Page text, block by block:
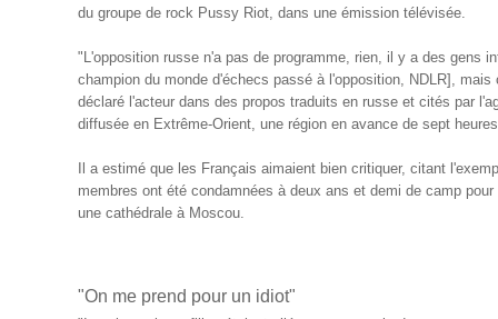
du groupe de rock Pussy Riot, dans une émission télévisée.
"L'opposition russe n'a pas de programme, rien, il y a des gens
champion du monde d'échecs passé à l'opposition, NDLR],
déclaré l'acteur dans des propos traduits en russe et cités par
diffusée en Extrême-Orient, une région en avance de sept
Il a estimé que les Français aimaient bien critiquer, citant
membres ont été condamnées à deux ans et demi de camp
une cathédrale à Moscou.
"On me prend pour un idiot"